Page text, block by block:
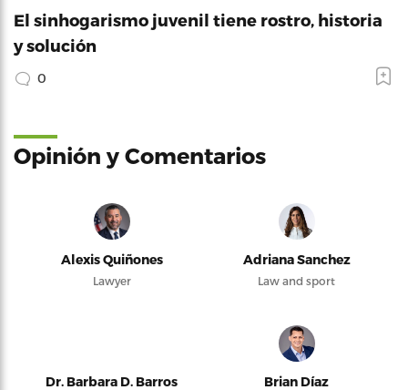
El sinhogarismo juvenil tiene rostro, historia
y solución
0
Opinión y Comentarios
Alexis Quiñones
Lawyer
Adriana Sanchez
Law and sport
Dr. Barbara D. Barros Brian Díaz